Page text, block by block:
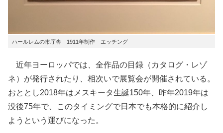
ハールレムの市庁舎 1911年制作 エッチング
近年ヨーロッパでは、全作品の目録（カタログ・レゾ
ネ）が発行されたり、相次いで展覧会が開催されている。
おととし2018年はメスキータ生誕150年、昨年2019年は
没後75年で、このタイミングで日本でも本格的に紹介し
ようという運びになった。